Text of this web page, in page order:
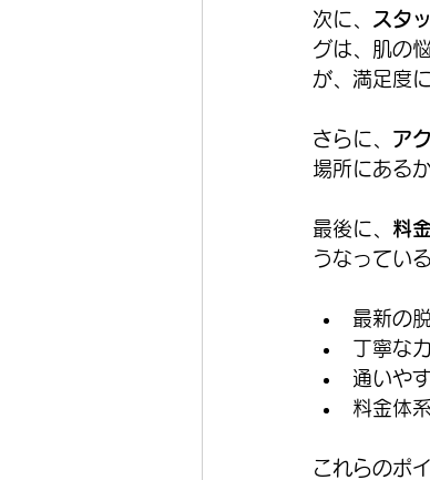
次に、 スタ
グは、肌の
が、満足度
さらに、 ア
場所にある
最後に、 料
うなってい
最新の
丁寧な
通いや
料金体
これらのポ